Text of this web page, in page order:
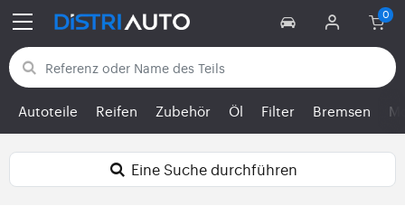
Zurück zu den Kategorien
Autoteile Reifen Zubehör Öl Filter Bremsen
Eine Suche durchführen